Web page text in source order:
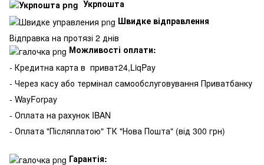
Укрпошта
Швидке відправлення
Відправка на протязі 2 днів
Можливості оплати:
- Кредитна карта в приват24,LiqPay
- Через касу або термінал самообслуговування Приватбанку
- WayForpay
- Оплата на рахунок IBAN
- Оплата "Післяплатою" ТК "Нова Пошта" (від 300 грн)
Гарантія: